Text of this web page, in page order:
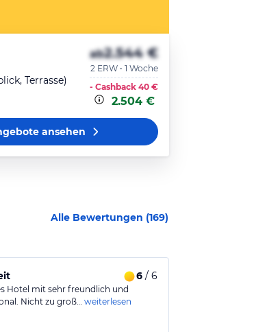
Terrasse)
ab2.544 €
2 ERW • 1 Woche
- Cashback 40 €
2.504 €
ansehen
Alle Bewertungen (169)
6/ 6
Hotel mit sehr freundlich und
Nicht zu groß… weiterlesen